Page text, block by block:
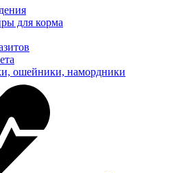
для корма
ошейники, намордники